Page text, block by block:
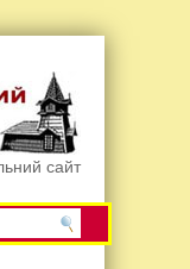
сайт